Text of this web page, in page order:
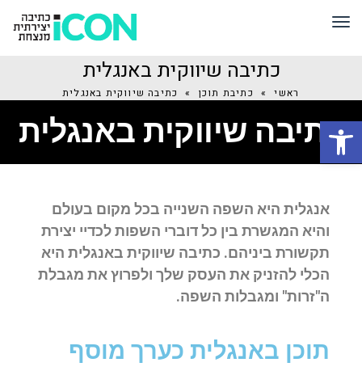
פתח סרגל נגישות
תפריט
כתיבה שיווקית באנגלית
ראשי » כתיבת תוכן » כתיבה שיווקית באנגלית
כתיבה שיווקית באנגלית
אנגלית היא השפה השנייה בכל מקום בעולם
והיא המגשרת בין כל דוברי השפות לכדיי יצירת
תקשורת ביניהם. כתיבה שיווקית באנגלית היא
הכלי להזניק את העסק שלך ולפרוץ את מגבלת
ה"זרות" ומגבלות השפה.
תוכן באנגלית כערך מוסף